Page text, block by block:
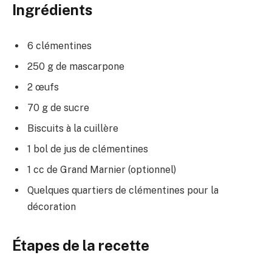
Ingrédients
6 clémentines
250 g de mascarpone
2 œufs
70 g de sucre
Biscuits à la cuillère
1 bol de jus de clémentines
1 cc de Grand Marnier (optionnel)
Quelques quartiers de clémentines pour la
décoration
Étapes de la recette